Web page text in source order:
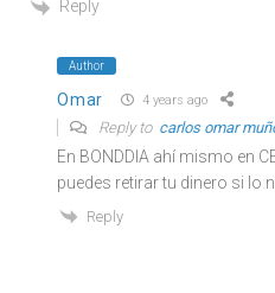
Reply
Author
Omar 4 years ago
Reply to carlos omar
En BONDDIA ahí mismo en
puedes retirar tu dinero si lo
Reply